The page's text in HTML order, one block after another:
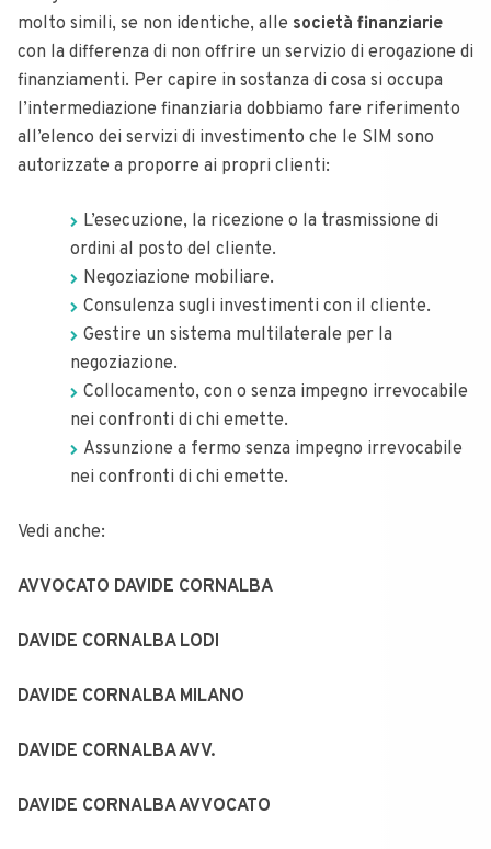
molto simili, se non identiche, alle società finanziarie
con la differenza di non offrire un servizio di erogazione di
finanziamenti. Per capire in sostanza di cosa si occupa
l’intermediazione finanziaria dobbiamo fare riferimento
all’elenco dei servizi di investimento che le SIM sono
autorizzate a proporre ai propri clienti:
L’esecuzione, la ricezione o la trasmissione di
ordini al posto del cliente.
Negoziazione mobiliare.
Consulenza sugli investimenti con il cliente.
Gestire un sistema multilaterale per la
negoziazione.
Collocamento, con o senza impegno irrevocabile
nei confronti di chi emette.
Assunzione a fermo senza impegno irrevocabile
nei confronti di chi emette.
Vedi anche:
AVVOCATO DAVIDE CORNALBA
DAVIDE CORNALBA LODI
DAVIDE CORNALBA MILANO
DAVIDE CORNALBA AVV.
DAVIDE CORNALBA AVVOCATO